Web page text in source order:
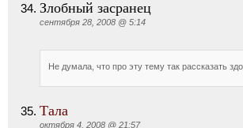
Злобный засранец
сентября 28, 2008 @ 5:14
Не думала, что про эту тему так рассказать
Тала
октября 4, 2008 @ 21:57